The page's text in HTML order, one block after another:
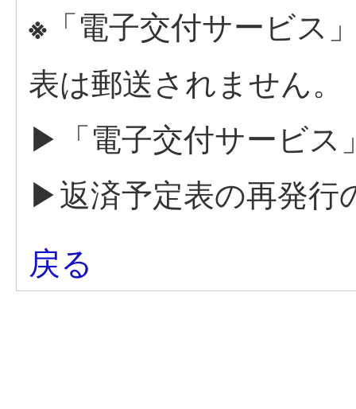
※ 「電子交付サービス
表は郵送されません。
▶「電子交付サービス
▶返済予定表の再発行
戻る